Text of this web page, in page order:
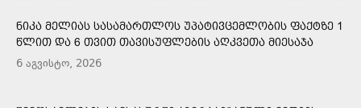
ᲜᲘᲙᲐ ᲛᲔᲚᲘᲐᲡ ᲡᲐᲡᲐᲛᲐᲠᲗᲚᲝᲡ ᲣᲞᲐᲢᲘᲕᲪᲔᲛᲚᲝᲑᲘᲡ ᲤᲐᲥᲢᲖᲔ 1
ᲬᲚᲘᲗ ᲓᲐ 6 ᲗᲕᲘᲗ ᲗᲐᲕᲘᲡᲣᲤᲚᲔᲑᲘᲡ ᲐᲦᲙᲕᲔᲗᲐ ᲛᲘᲔᲡᲐᲯᲐ
6 აგვისტო, 2026